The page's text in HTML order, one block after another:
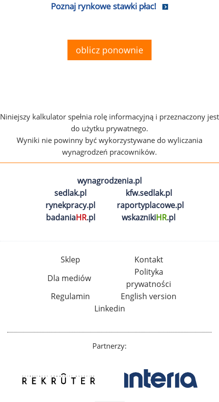
Poznaj rynkowe stawki płac!
oblicz ponownie
Niniejszy kalkulator spełnia rolę informacyjną i przeznaczony jest
do użytku prywatnego.
Wyniki nie powinny być wykorzystywane do wyliczania
wynagrodzeń pracowników.
wynagrodzenia.pl
sedlak.pl
kfw.sedlak.pl
rynekpracy.pl
raportyplacowe.pl
badaniaHR.pl wskaznikiHR.pl
Sklep
Kontakt
Dla mediów
Polityka
prywatności
Regulamin
English version
Linkedin
Partnerzy: